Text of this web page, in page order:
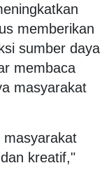
memberikan
sumber daya
membaca
masyarakat
masyarakat
kreatif,"